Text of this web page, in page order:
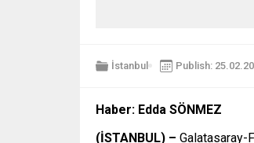
İstanbul Publish:
Haber: Edda SÖNMEZ
(İSTANBUL) – Galatasaray-